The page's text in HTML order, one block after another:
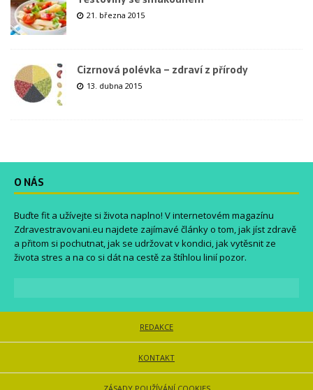
21. března 2015
Cizrnová polévka – zdraví z přírody
13. dubna 2015
O NÁS
Buďte fit a užívejte si života naplno! V internetovém magazínu
Zdravestravovani.eu najdete zajímavé články o tom, jak jíst zdravě
a přitom si pochutnat, jak se udržovat v kondici, jak vytěsnit ze
života stres a na co si dát na cestě za štíhlou linií pozor.
REDAKCE
KONTAKT